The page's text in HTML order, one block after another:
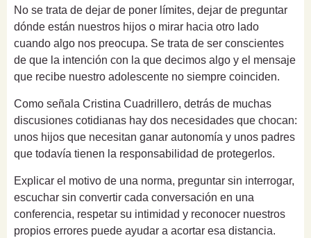
No se trata de dejar de poner límites, dejar de preguntar
dónde están nuestros hijos o mirar hacia otro lado
cuando algo nos preocupa. Se trata de ser conscientes
de que la intención con la que decimos algo y el mensaje
que recibe nuestro adolescente no siempre coinciden.
Como señala Cristina Cuadrillero, detrás de muchas
discusiones cotidianas hay dos necesidades que chocan:
unos hijos que necesitan ganar autonomía y unos padres
que todavía tienen la responsabilidad de protegerlos.
Explicar el motivo de una norma, preguntar sin interrogar,
escuchar sin convertir cada conversación en una
conferencia, respetar su intimidad y reconocer nuestros
propios errores puede ayudar a acortar esa distancia.